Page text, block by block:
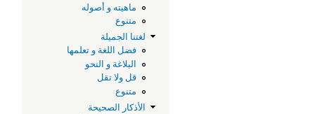
ماهيته و أصوله
متنوع
لغتنا الجميلة
فضل اللغة و تعلمها
البلاغة و النحو
قل ولا تقل
متنوع
الأذكار الصحيحة